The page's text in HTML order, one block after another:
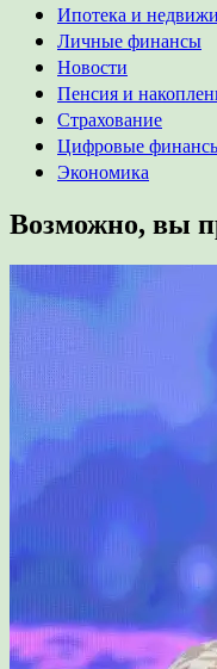
Ипотека и
Личные финансы
Новости
Пенсия и
Страхование
Цифровые
Экономика
Возможно, вы